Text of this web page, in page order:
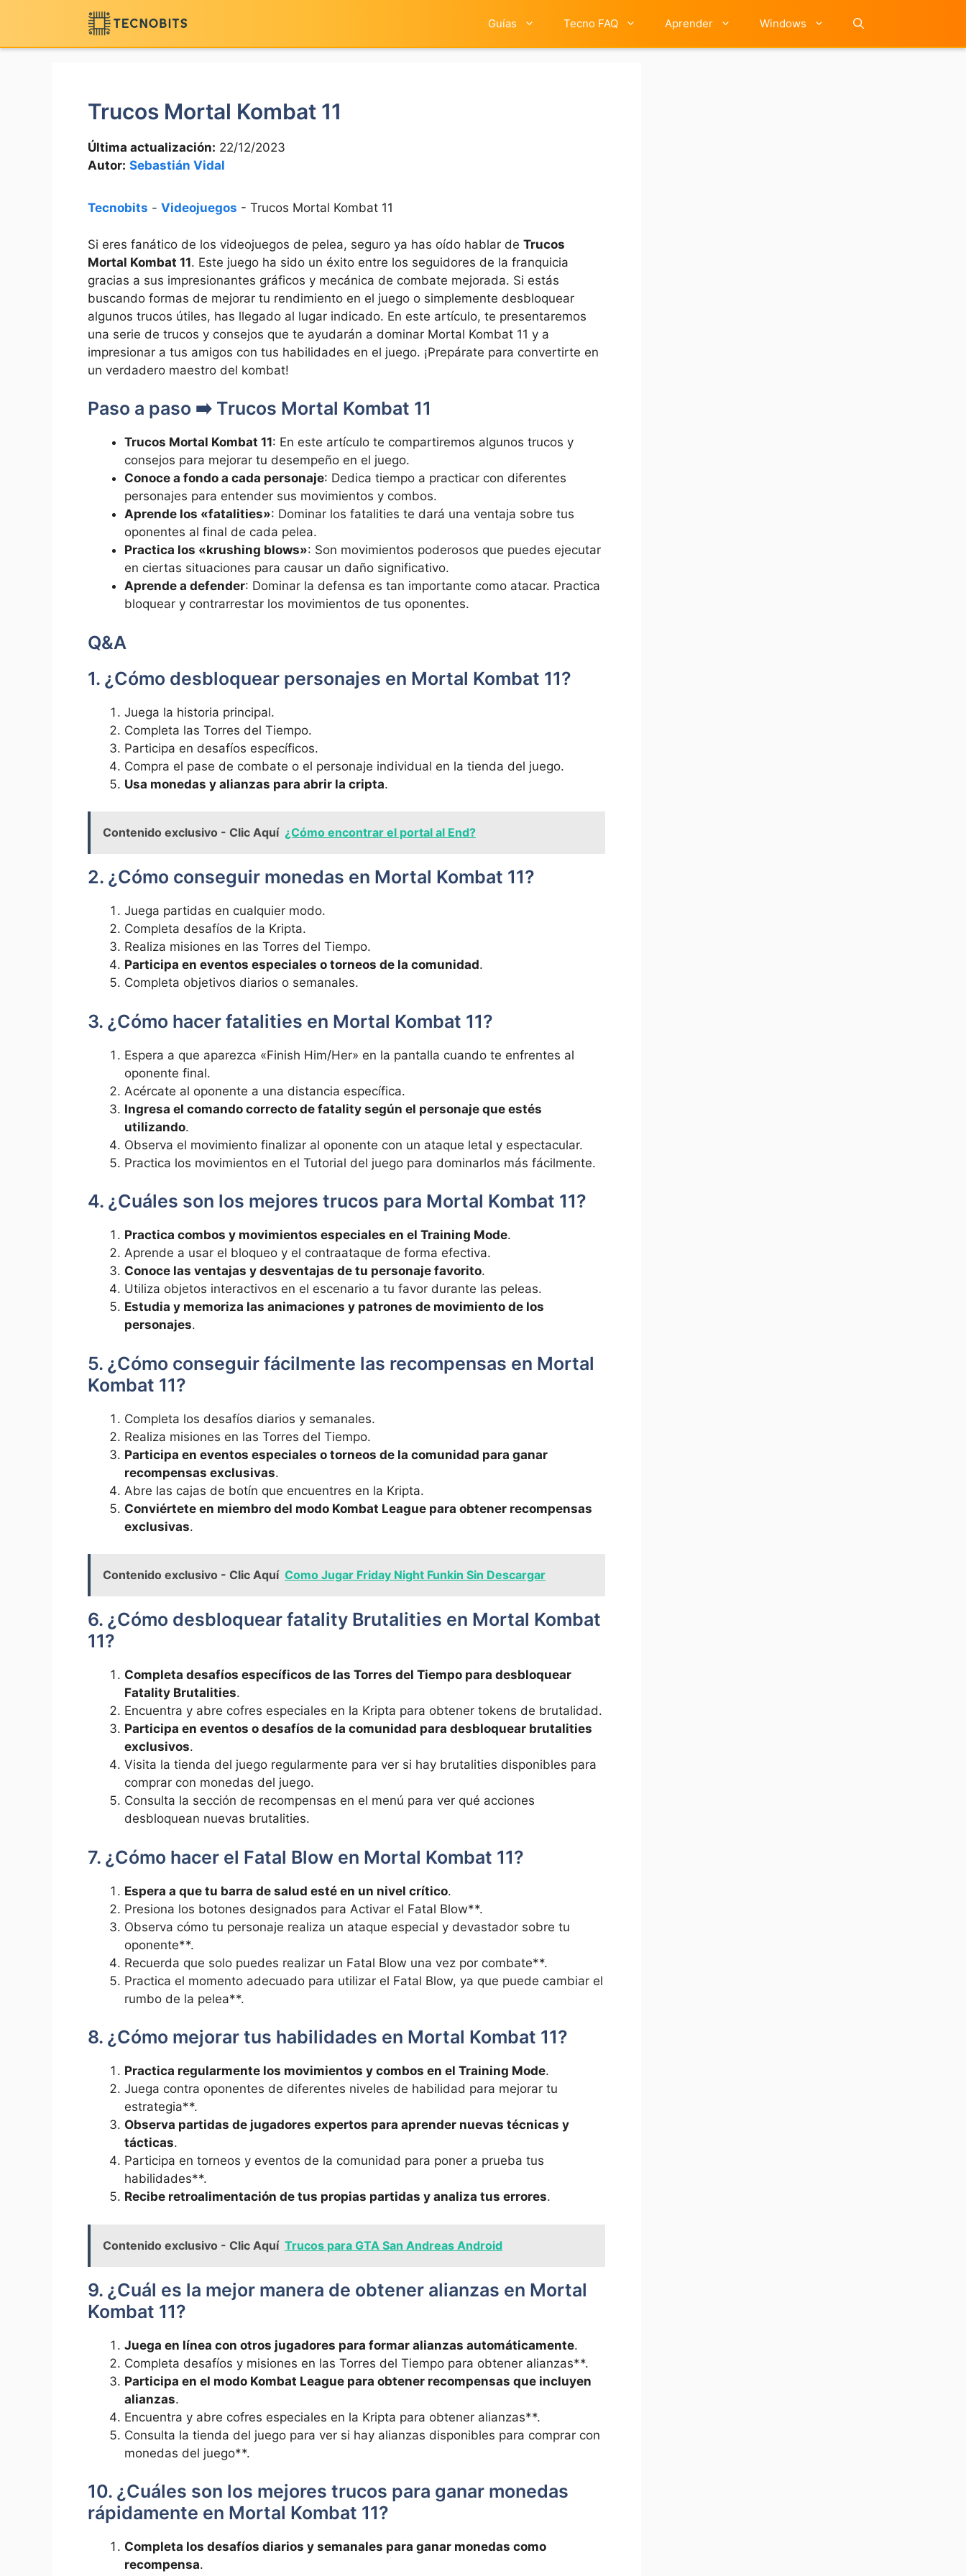
contenido
Guías Tecno FAQ Aprender Windows
Trucos Mortal Kombat 11
Última actualización: 22/12/2023
Autor: Sebastián Vidal
Tecnobits - Videojuegos - Trucos Mortal Kombat 11
Si eres fanático de los videojuegos de pelea, seguro ya has oído hablar de Trucos
Mortal Kombat 11. Este juego ha sido un éxito entre los seguidores de la franquicia
gracias a sus impresionantes gráficos y mecánica de combate mejorada. Si estás
buscando formas de mejorar tu rendimiento en el juego o simplemente desbloquear
algunos trucos útiles, has llegado al lugar indicado. En este artículo, te presentaremos
una serie de trucos y consejos que te ayudarán a dominar Mortal Kombat 11 y a
impresionar a tus amigos con tus habilidades en el juego. ¡Prepárate para convertirte en
un verdadero maestro del kombat!
Paso a paso ➡️ Trucos Mortal Kombat 11
Trucos Mortal Kombat 11: En este artículo te compartiremos algunos trucos y
consejos para mejorar tu desempeño en el juego.
Conoce a fondo a cada personaje: Dedica tiempo a practicar con diferentes
personajes para entender sus movimientos y combos.
Aprende los «fatalities»: Dominar los fatalities te dará una ventaja sobre tus
oponentes al final de cada pelea.
Practica los «krushing blows»: Son movimientos poderosos que puedes ejecutar
en ciertas situaciones para causar un daño significativo.
Aprende a defender: Dominar la defensa es tan importante como atacar. Practica
bloquear y contrarrestar los movimientos de tus oponentes.
Q&A
1. ¿Cómo desbloquear personajes en Mortal Kombat 11?
Juega la historia principal.
Completa las Torres del Tiempo.
Participa en desafíos específicos.
Compra el pase de combate o el personaje individual en la tienda del juego.
Usa monedas y alianzas para abrir la cripta.
Contenido exclusivo - Clic Aquí ¿Cómo encontrar el portal al End?
2. ¿Cómo conseguir monedas en Mortal Kombat 11?
Juega partidas en cualquier modo.
Completa desafíos de la Kripta.
Realiza misiones en las Torres del Tiempo.
Participa en eventos especiales o torneos de la comunidad.
Completa objetivos diarios o semanales.
3. ¿Cómo hacer fatalities en Mortal Kombat 11?
Espera a que aparezca «Finish Him/Her» en la pantalla cuando te enfrentes al
oponente final.
Acércate al oponente a una distancia específica.
Ingresa el comando correcto de fatality según el personaje que estés
utilizando.
Observa el movimiento finalizar al oponente con un ataque letal y espectacular.
Practica los movimientos en el Tutorial del juego para dominarlos más fácilmente.
4. ¿Cuáles son los mejores trucos para Mortal Kombat 11?
Practica combos y movimientos especiales en el Training Mode.
Aprende a usar el bloqueo y el contraataque de forma efectiva.
Conoce las ventajas y desventajas de tu personaje favorito.
Utiliza objetos interactivos en el escenario a tu favor durante las peleas.
Estudia y memoriza las animaciones y patrones de movimiento de los
personajes.
5. ¿Cómo conseguir fácilmente las recompensas en Mortal
Kombat 11?
Completa los desafíos diarios y semanales.
Realiza misiones en las Torres del Tiempo.
Participa en eventos especiales o torneos de la comunidad para ganar
recompensas exclusivas.
Abre las cajas de botín que encuentres en la Kripta.
Conviértete en miembro del modo Kombat League para obtener recompensas
exclusivas.
Contenido exclusivo - Clic Aquí Como Jugar Friday Night Funkin Sin Descargar
6. ¿Cómo desbloquear fatality Brutalities en Mortal Kombat
11?
Completa desafíos específicos de las Torres del Tiempo para desbloquear
Fatality Brutalities.
Encuentra y abre cofres especiales en la Kripta para obtener tokens de brutalidad.
Participa en eventos o desafíos de la comunidad para desbloquear brutalities
exclusivos.
Visita la tienda del juego regularmente para ver si hay brutalities disponibles para
comprar con monedas del juego.
Consulta la sección de recompensas en el menú para ver qué acciones
desbloquean nuevas brutalities.
7. ¿Cómo hacer el Fatal Blow en Mortal Kombat 11?
Espera a que tu barra de salud esté en un nivel crítico.
Presiona los botones designados para Activar el Fatal Blow**.
Observa cómo tu personaje realiza un ataque especial y devastador sobre tu
oponente**.
Recuerda que solo puedes realizar un Fatal Blow una vez por combate**.
Practica el momento adecuado para utilizar el Fatal Blow, ya que puede cambiar el
rumbo de la pelea**.
8. ¿Cómo mejorar tus habilidades en Mortal Kombat 11?
Practica regularmente los movimientos y combos en el Training Mode.
Juega contra oponentes de diferentes niveles de habilidad para mejorar tu
estrategia**.
Observa partidas de jugadores expertos para aprender nuevas técnicas y
tácticas.
Participa en torneos y eventos de la comunidad para poner a prueba tus
habilidades**.
Recibe retroalimentación de tus propias partidas y analiza tus errores.
Contenido exclusivo - Clic Aquí Trucos para GTA San Andreas Android
9. ¿Cuál es la mejor manera de obtener alianzas en Mortal
Kombat 11?
Juega en línea con otros jugadores para formar alianzas automáticamente.
Completa desafíos y misiones en las Torres del Tiempo para obtener alianzas**.
Participa en el modo Kombat League para obtener recompensas que incluyen
alianzas.
Encuentra y abre cofres especiales en la Kripta para obtener alianzas**.
Consulta la tienda del juego para ver si hay alianzas disponibles para comprar con
monedas del juego**.
10. ¿Cuáles son los mejores trucos para ganar monedas
rápidamente en Mortal Kombat 11?
Completa los desafíos diarios y semanales para ganar monedas como
recompensa.